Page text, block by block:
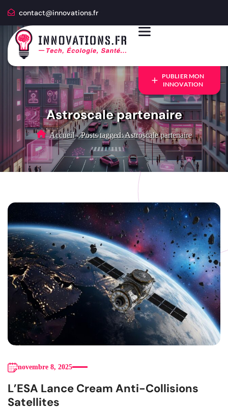
contact@innovations.fr
PUBLIER MON
INNOVATION
Astroscale partenaire
Accueil - Posts tagged: Astroscale partenaire
novembre 8, 2025
L’ESA Lance Cream Anti-Collisions
Satellites